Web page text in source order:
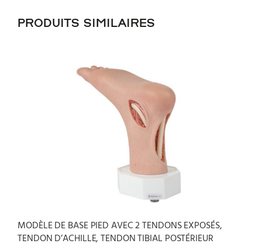
PRODUITS SIMILAIRES
MODÈLE DE BASE PIED AVEC 2 TENDONS EXPOSÉS,
TENDON D’ACHILLE, TENDON TIBIAL POSTÉRIEUR